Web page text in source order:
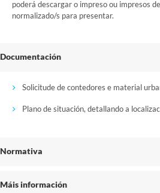
poderá descargar o impreso ou impresos
normalizado/s para presentar.
Documentación
Solicitude de contedores e material
Plano de situación, detallando a
Normativa
Máis información